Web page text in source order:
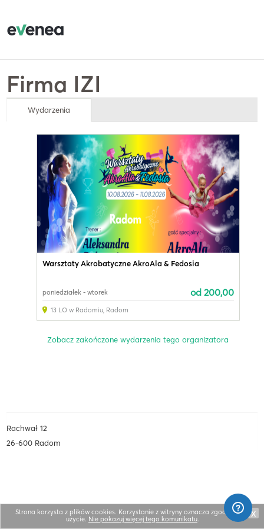
Firma IZI
Wydarzenia
Warsztaty Akrobatyczne AkroAla & Fedosia
poniedziałek - wtorek od 200,00
13 LO w Radomiu, Radom
Zobacz zakończone wydarzenia tego organizatora
Rachwał 12
26-600 Radom
Strona korzysta z plików cookies. Korzystanie z witryny oznacza zgodę na ich
użycie. Nie pokazuj więcej tego komunikatu.
X